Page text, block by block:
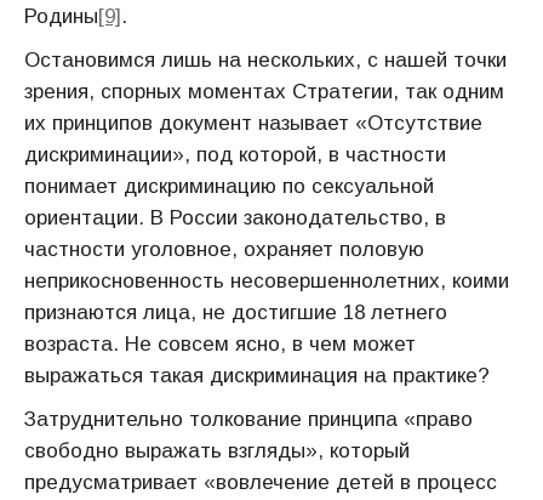
Родины[9].
Остановимся лишь на нескольких, с нашей точки
зрения, спорных моментах Стратегии, так одним
их принципов документ называет «Отсутствие
дискриминации», под которой, в частности
понимает дискриминацию по сексуальной
ориентации. В России законодательство, в
частности уголовное, охраняет половую
неприкосновенность несовершеннолетних, коими
признаются лица, не достигшие 18 летнего
возраста. Не совсем ясно, в чем может
выражаться такая дискриминация на практике?
Затруднительно толкование принципа «право
свободно выражать взгляды», который
предусматривает «вовлечение детей в процесс